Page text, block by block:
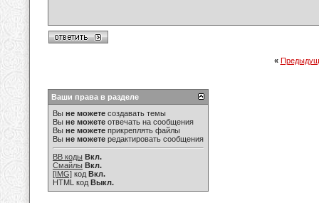
«
Ваши права в разделе
Вы не можете создавать темы
Вы не можете отвечать на сообщения
Вы не можете прикреплять файлы
Вы не можете редактировать сообщения
BB коды Вкл.
Смайлы Вкл.
[IMG] код Вкл.
HTML код Выкл.